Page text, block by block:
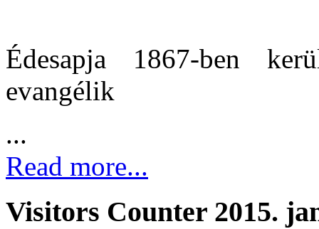
Édesapja 1867-ben
evangélik
...
Read more...
Visitors Counter 2015.